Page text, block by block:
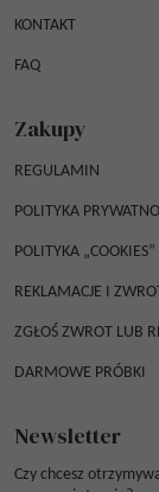
KONTAKT
FAQ
Zakupy
REGULAMIN
POLITYKA
POLITYKA „COOKIES”
REKLAMACJE I
ZGŁOŚ ZWROT LUB
DARMOWE PRÓBKI
Newsletter
Czy chcesz